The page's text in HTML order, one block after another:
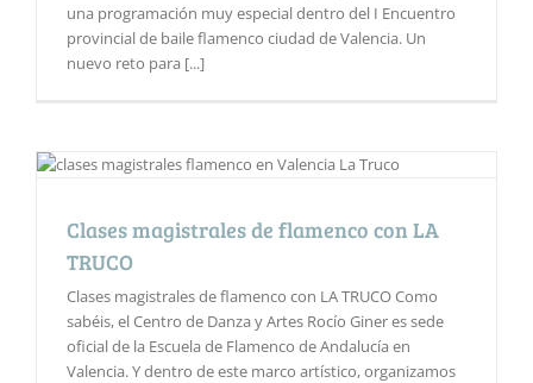
una programación muy especial dentro del I Encuentro
provincial de baile flamenco ciudad de Valencia. Un
nuevo reto para [...]
Clases magistrales de flamenco con LA
TRUCO
Clases magistrales de flamenco con LA TRUCO Como
sabéis, el Centro de Danza y Artes Rocío Giner es sede
oficial de la Escuela de Flamenco de Andalucía en
Valencia. Y dentro de este marco artístico, organizamos